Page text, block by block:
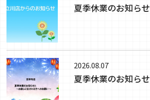
夏季休業のお知らせ
2026.08.07
夏季休業のお知らせ